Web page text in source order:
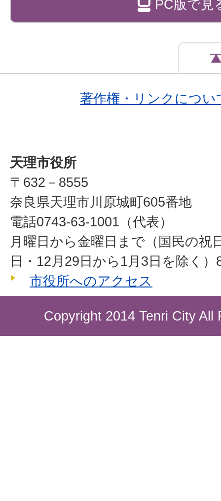
PC版で見
著作権・リンクについ
天理市役所
〒632－8555
奈良県天理市川原城町605番地
電話0743-63-1001（代表）
月曜日から金曜日まで（国民の祝
日・12月29日から1月3日を除く
市役所へのアクセス
Copyright 2014 Tenri City All